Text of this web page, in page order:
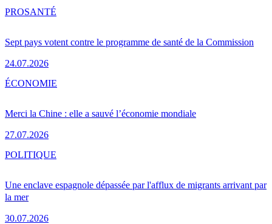
Sept pays votent contre le programme de santé de la Commission
24.07.2026
PROSANTÉ
Merci la Chine : elle a sauvé l’économie mondiale
27.07.2026
ÉCONOMIE
Une enclave espagnole dépassée par l'afflux de migrants arrivant par
la mer
30.07.2026
POLITIQUE